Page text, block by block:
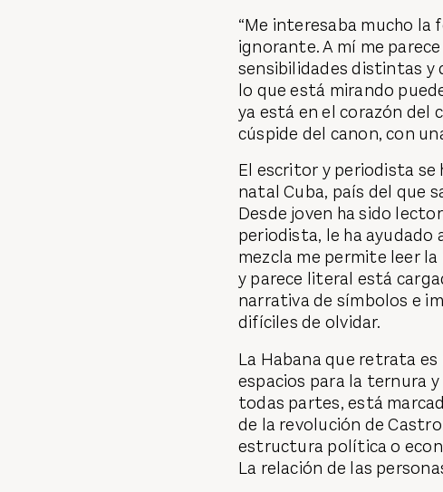
“Me interesaba mucho la
ignorante. A mí me
sensibilidades distintas y
lo que está mirando
ya está en el corazón del
cúspide del canon, con
El escritor y periodista se
natal Cuba, país del que
Desde joven ha sido
periodista, le ha ayudado
mezcla me permite leer
y parece literal está
narrativa de símbolos e
difíciles de olvidar.
La Habana que retrata
espacios para la ternura
todas partes, está
de la revolución de
estructura política o
La relación de las